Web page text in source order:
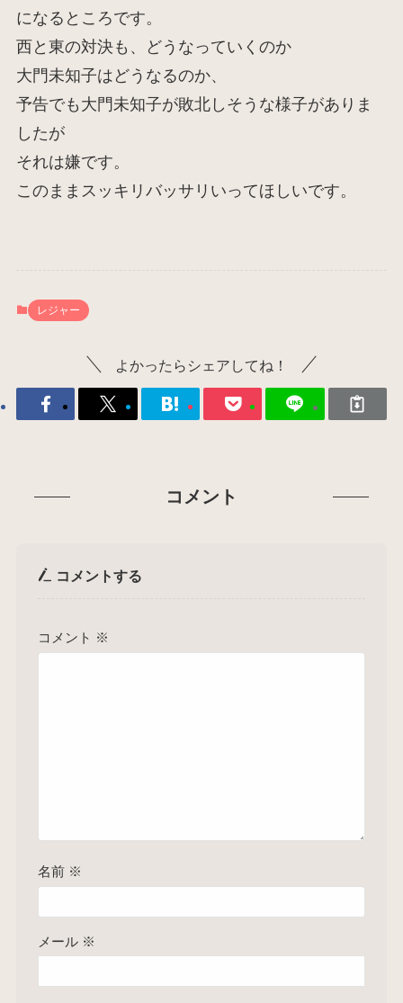
になるところです。
西と東の対決も、どうなっていくのか
大門未知子はどうなるのか、
予告でも大門未知子が敗北しそうな様子がありま
したが
それは嫌です。
このままスッキリバッサリいってほしいです。
レジャー
よかったらシェアしてね！
コメント
コメントする
コメント ※
名前 ※
メール ※